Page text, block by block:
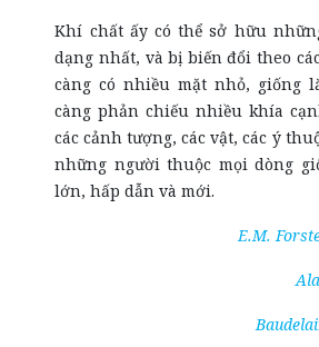
Khí chất ấy có thể sở hữu
dạng nhất, và bị biến đổi theo
càng có nhiều mặt nhỏ, giống
càng phản chiếu nhiều khía
các cảnh tượng, các vật, các ý
những người thuộc mọi dòng
lớn, hấp dẫn và mới.
E.M.